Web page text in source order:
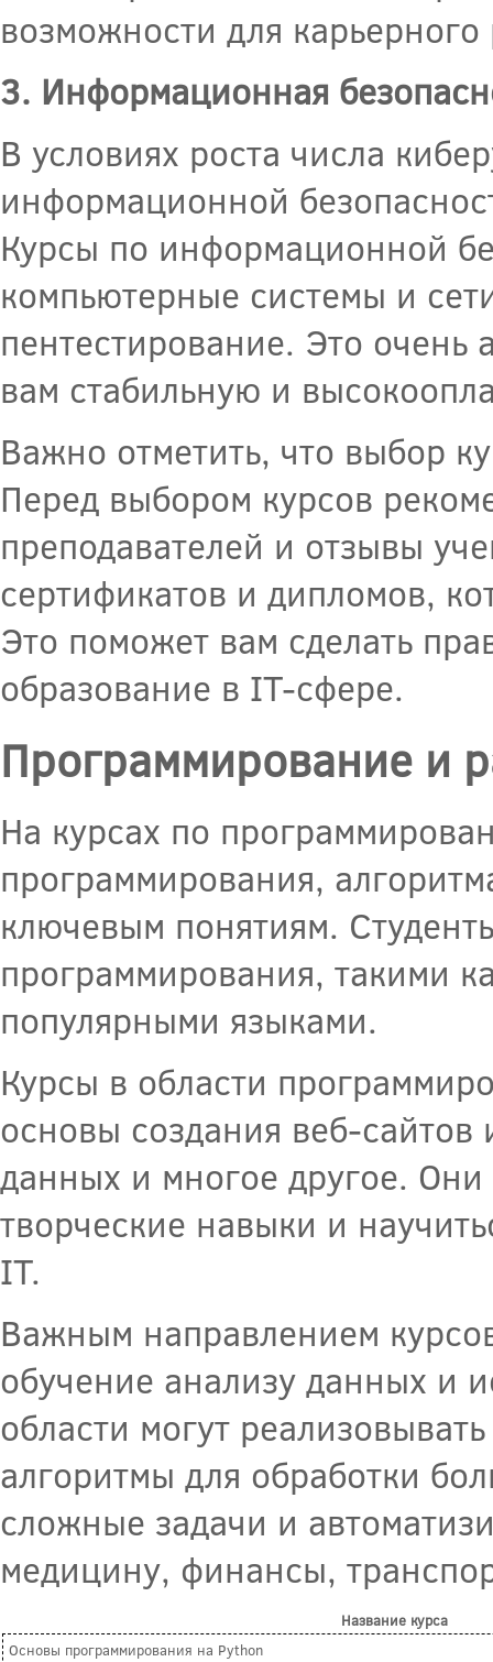
возможности для карьерного
3. Информационная
В условиях роста числа
информационной
Курсы по информационной
компьютерные системы и
пентестирование. Это очень
вам стабильную и
Важно отметить, что выбор
Перед выбором курсов
преподавателей и отзывы
сертификатов и дипломов,
Это поможет вам сделать
образование в IT-сфере.
Программирование и
На курсах по
программирования,
ключевым понятиям.
программирования, такими
популярными языками.
Курсы в области
основы создания веб-
данных и многое другое. Они
творческие навыки и
IT.
Важным направлением
обучение анализу данных и
области могут
алгоритмы для обработки
сложные задачи и
медицину, финансы,
Название курса
Основы программирования на Python